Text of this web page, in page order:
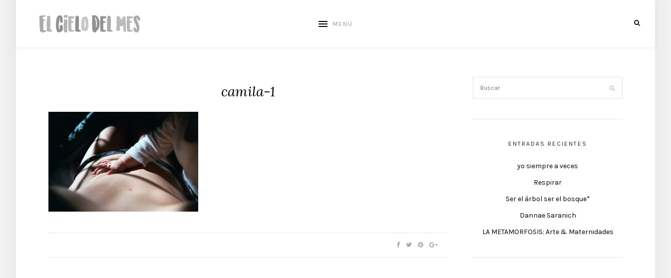
MENÚ
camila-1
ENTRADAS RECIENTES
yo siempre a veces
Respirar
Ser el árbol ser el bosque*
Dannae Saranich
LA METAMORFOSIS: Arte & Maternidades